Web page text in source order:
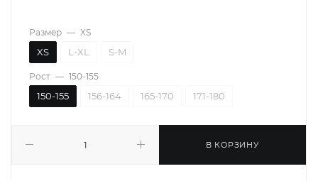
В КОРЗИНУ
Размер — XS
XS L-XL S-M
Рост — 150-155
150-155 156-164 165-170 171-180